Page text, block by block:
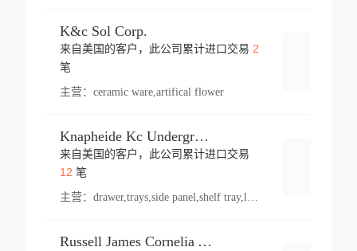
K&c Sol Corp.
来自美国的客户，此公司累计进口交易 2
笔
主营： ceramic ware,artifical flower
Knapheide Kc Underground
来自美国的客户，此公司累计进口交易
12 笔
主营：
Russell James Cornelia Arlington Va